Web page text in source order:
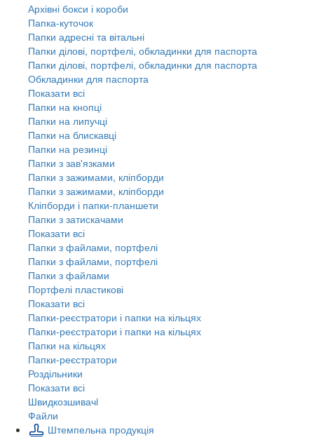
Архівні бокси і короби
Папка-куточок
Папки адресні та вітальні
Папки ділові, портфелі, обкладинки для паспорта
Папки ділові, портфелі, обкладинки для паспорта
Обкладинки для паспорта
Показати всі
Папки на кнопці
Папки на липучці
Папки на блискавці
Папки на резинці
Папки з зав'язками
Папки з зажимами, кліпборди
Папки з зажимами, кліпборди
Кліпборди і папки-планшети
Папки з затискачами
Показати всі
Папки з файлами, портфелі
Папки з файлами, портфелі
Папки з файлами
Портфелі пластикові
Показати всі
Папки-реєстратори і папки на кільцях
Папки-реєстратори і папки на кільцях
Папки на кільцях
Папки-реєстратори
Роздільники
Показати всі
Швидкозшивачi
Файли
Штемпельна продукція